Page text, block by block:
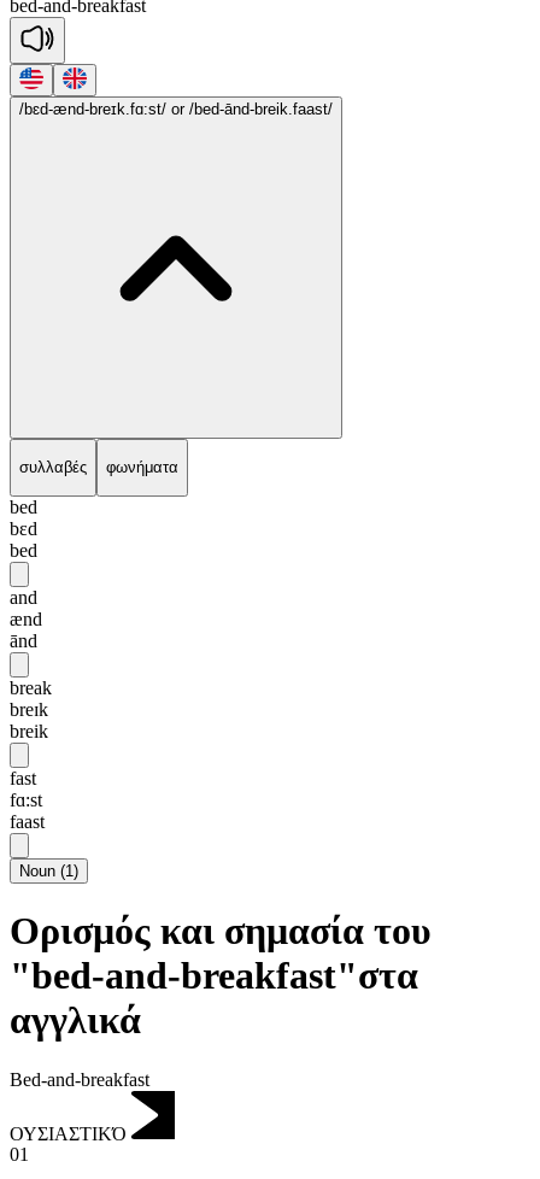
bed-and-breakfast
/bɛd-ænd-breɪk.fɑ:st/ or /bed-ānd-breik.faast/
συλλαβές φωνήματα
bed
bɛd
bed
and
ænd
ānd
break
breɪk
breik
fast
fɑ:st
faast
Noun (1)
Ορισμός και σημασία του
"bed-and-breakfast"στα
αγγλικά
Bed-and-breakfast
ΟΥΣΙΑΣΤΙΚΌ
01